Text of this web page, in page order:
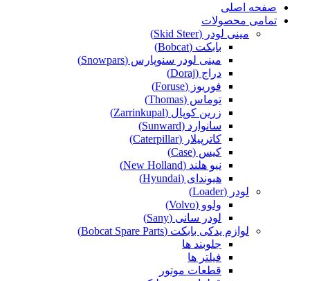
صفحه اصلی
تمامی محصولات
مینی لودر (Skid Steer)
بابکت (Bobcat)
مینی لودر سنوپارس (Snowpars)
دراج (Doraj)
فوریوز (Foruse)
توماس (Thomas)
زرین کوپال (Zarrinkupal)
سانوارد (Sunward)
کاترپیلار (Caterpillar)
کیس (Case)
نیو هلند (New Holland)
هیوندای (Hyundai)
لودر (Loader)
ولوو (Volvo)
لودر سانی (Sany)
لوازم یدکی بابکت (Bobcat Spare Parts)
جلوبند ها
فیلتر ها
قطعات موتور